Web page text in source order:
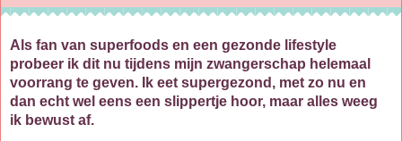
Als fan van superfoods en een gezonde lifestyle
probeer ik dit nu tijdens mijn zwangerschap helemaal
voorrang te geven. Ik eet supergezond, met zo nu en
dan echt wel eens een slippertje hoor, maar alles weeg
ik bewust af.